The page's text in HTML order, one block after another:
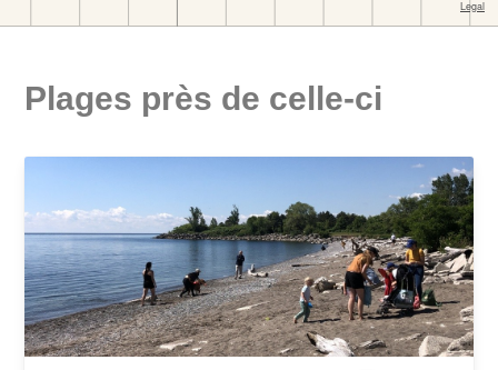
Plages près de celle-ci